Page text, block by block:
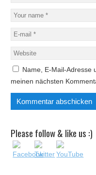
Name, E-Mail-Adresse
meinen nächsten
Please follow & like us :)